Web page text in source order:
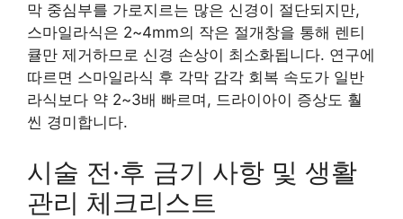
막 중심부를 가로지르는 많은 신경이 절단되지만,
스마일라식은 2~4mm의 작은 절개창을 통해 렌티
큘만 제거하므로 신경 손상이 최소화됩니다. 연구에
따르면 스마일라식 후 각막 감각 회복 속도가 일반
라식보다 약 2~3배 빠르며, 드라이아이 증상도 훨
씬 경미합니다.
시술 전·후 금기 사항 및 생활
관리 체크리스트